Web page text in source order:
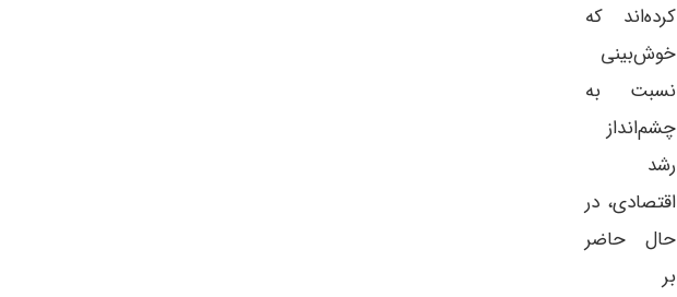
کرده‌اند که
خوش‌بینی
نسبت به
چشم‌انداز
رشد
اقتصادی، در
حال حاضر
بر